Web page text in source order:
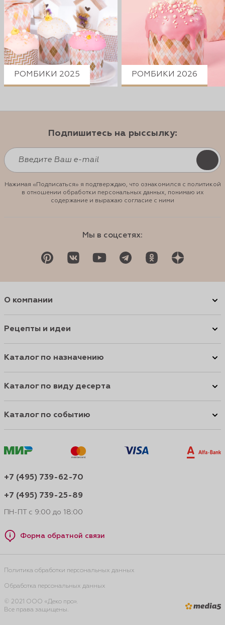
РОМБИКИ 2025 РОМБИКИ 2026
Подпишитесь на рыссылку:
Нажимая «Подписаться» я подтверждаю, что ознакомился с политикой
в отношении обработки персональных данных, понимаю их
содержание и выражаю согласие с ними
Мы в соцсетях:
О компании
Рецепты и идеи
Каталог по назначению
Каталог по виду десерта
Каталог по событию
+7 (495) 739-62-70
+7 (495) 739-25-89
ПН-ПТ с 9:00 до 18:00
Форма обратной связи
Политика обработки персональных данных
Обработка персональных данных
© 2021 ООО «Деко про».
Все права защищены.